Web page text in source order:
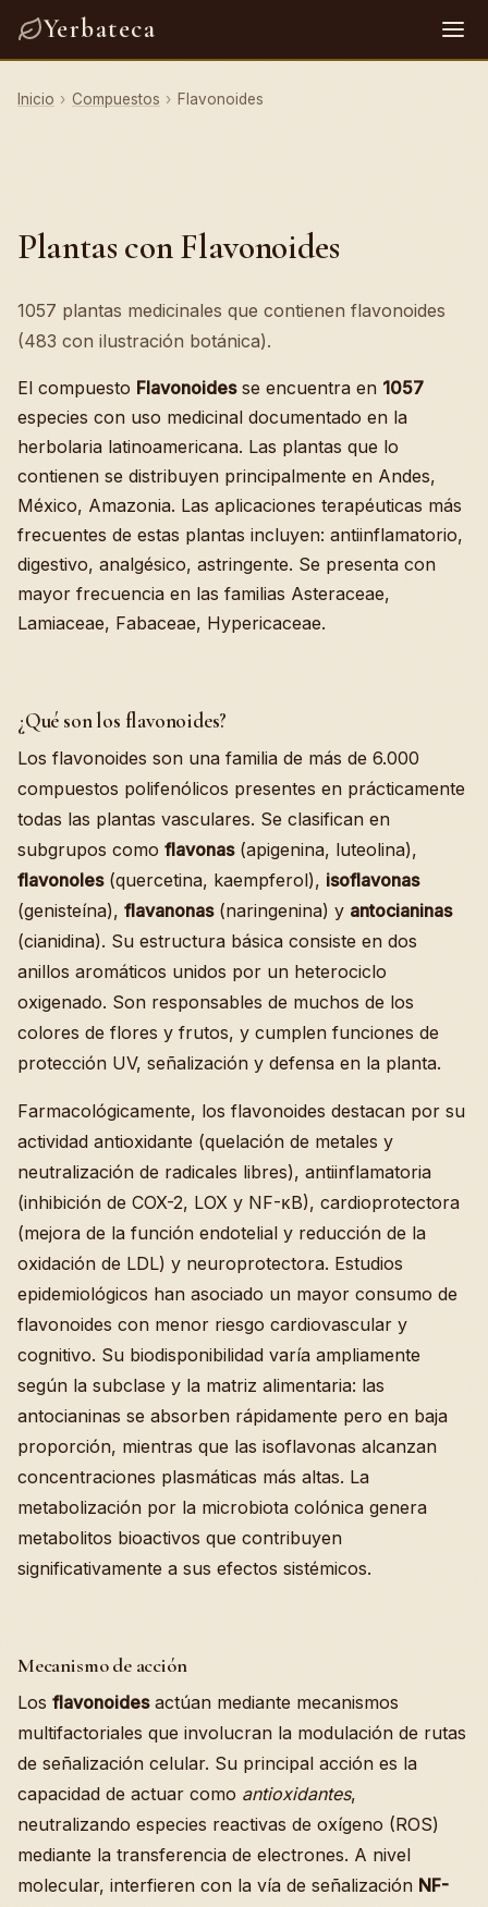
Yerbateca
Inicio › Compuestos › Flavonoides
Plantas con Flavonoides
1057 plantas medicinales que contienen flavonoides
(483 con ilustración botánica).
El compuesto Flavonoidesse encuentra en 1057
especies con uso medicinal documentado en la
herbolaria latinoamericana. Las plantas que lo
contienen se distribuyen principalmente en Andes,
México, Amazonia. Las aplicaciones terapéuticas más
frecuentes de estas plantas incluyen: antiinflamatorio,
digestivo, analgésico, astringente. Se presenta con
mayor frecuencia en las familias Asteraceae,
Lamiaceae, Fabaceae, Hypericaceae.
¿Qué son los flavonoides?
Los flavonoides son una familia de más de 6.000
compuestos polifenólicos presentes en prácticamente
todas las plantas vasculares. Se clasifican en
subgrupos como flavonas(apigenina, luteolina),
flavonoles(quercetina, kaempferol), isoflavonas
(genisteína), flavanonas(naringenina) y antocianinas
(cianidina). Su estructura básica consiste en dos
anillos aromáticos unidos por un heterociclo
oxigenado. Son responsables de muchos de los
colores de flores y frutos, y cumplen funciones de
protección UV, señalización y defensa en la planta.
Farmacológicamente, los flavonoides destacan por su
actividad antioxidante (quelación de metales y
neutralización de radicales libres), antiinflamatoria
(inhibición de COX-2, LOX y NF-κB), cardioprotectora
(mejora de la función endotelial y reducción de la
oxidación de LDL) y neuroprotectora. Estudios
epidemiológicos han asociado un mayor consumo de
flavonoides con menor riesgo cardiovascular y
cognitivo. Su biodisponibilidad varía ampliamente
según la subclase y la matriz alimentaria: las
antocianinas se absorben rápidamente pero en baja
proporción, mientras que las isoflavonas alcanzan
concentraciones plasmáticas más altas. La
metabolización por la microbiota colónica genera
metabolitos bioactivos que contribuyen
significativamente a sus efectos sistémicos.
Mecanismo de acción
Los flavonoidesactúan mediante mecanismos
multifactoriales que involucran la modulación de rutas
de señalización celular. Su principal acción es la
capacidad de actuar como antioxidantes,
neutralizando especies reactivas de oxígeno (ROS)
mediante la transferencia de electrones. A nivel
molecular, interfieren con la vía de señalización NF-